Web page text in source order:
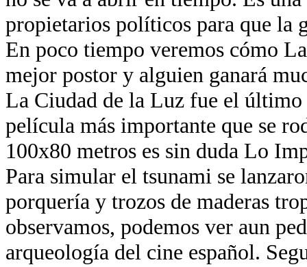
propietarios políticos para que la
En poco tiempo veremos cómo
mejor postor y alguien ganará
La Ciudad de la Luz fue el
película más importante que se
100x80 metros es sin duda Lo
Para simular el tsunami se
porquería y trozos de maderas
observamos, podemos ver aun
arqueología del cine español.